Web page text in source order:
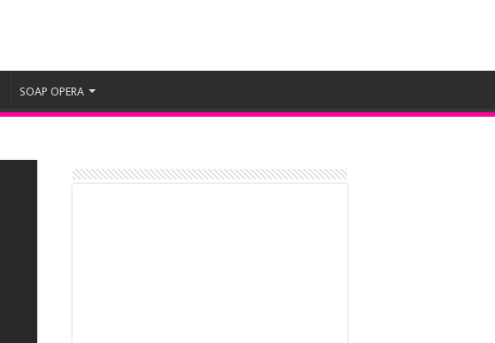
SOAP OPERA